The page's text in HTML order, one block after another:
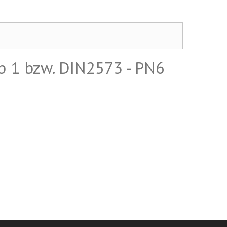
bzw. DIN2573 - PN6